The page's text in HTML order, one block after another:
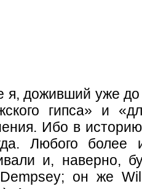
я, доживший уже
гипса» и
Ибо в
Любого более
и, наверно,
он же